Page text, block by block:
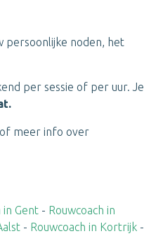
persoonlijke noden, het
per sessie of per uur. Je
meer info over
in Gent - Rouwcoach in
- Rouwcoach in Kortrijk -